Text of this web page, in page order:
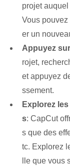
projet
Vous
er un
Appuyez
rojet,
et appuyez
ssement.
Explorez
s: CapCut
s que des
tc. Explorez
lle que vous